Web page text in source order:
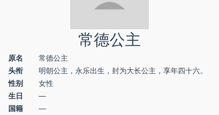
常德公主
原名 常德公主
头衔 明朝公主，永乐出生，封为大长公主，享年四十六。
性别 女性
生日 —
国籍 —